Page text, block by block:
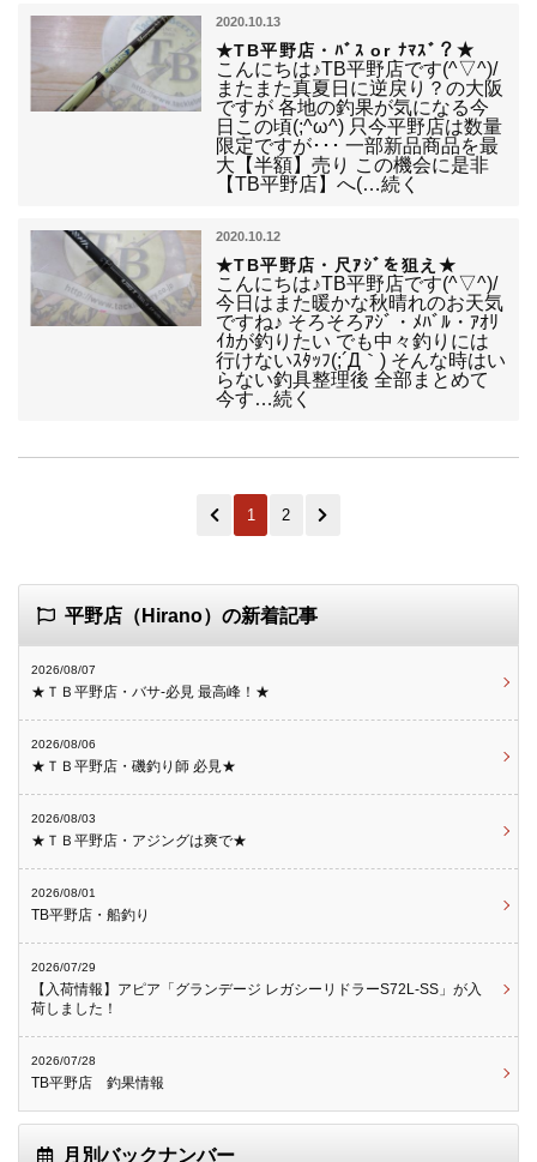
2020.10.13
★TB平野店・ﾊﾞｽ or ﾅﾏｽﾞ？★
こんにちは♪TB平野店です(^▽^)/
またまた真夏日に逆戻り？の大阪
ですが 各地の釣果が気になる今
日この頃(;^ω^) 只今平野店は数量
限定ですが･･･ 一部新品商品を最
大【半額】売り この機会に是非
【TB平野店】へ(…続く
2020.10.12
★TB平野店・尺ｱｼﾞを狙え★
こんにちは♪TB平野店です(^▽^)/
今日はまた暖かな秋晴れのお天気
ですね♪ そろそろｱｼﾞ・ﾒﾊﾞﾙ・ｱｵﾘ
ｲｶが釣りたい でも中々釣りには
行けないｽﾀｯﾌ(;´Д｀) そんな時はい
らない釣具整理後 全部まとめて
今す…続く
1 2
平野店（Hirano）の新着記事
2026/08/07
★ＴＢ平野店・バサ-必見 最高峰！★
2026/08/06
★ＴＢ平野店・磯釣り師 必見★
2026/08/03
★ＴＢ平野店・アジングは爽で★
2026/08/01
TB平野店・船釣り
2026/07/29
【入荷情報】アピア「グランデージ レガシーリドラーS72L-SS」が入
荷しました！
2026/07/28
TB平野店 釣果情報
月別バックナンバー